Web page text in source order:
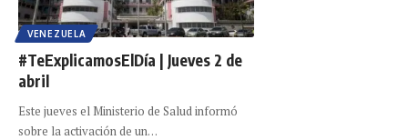
VENEZUELA
#TeExplicamosElDía | Jueves 2 de
abril
Este jueves el Ministerio de Salud informó
sobre la activación de un…